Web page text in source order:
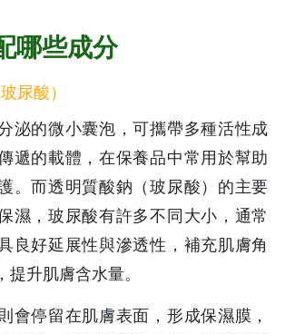
哪些成分
尿酸）
泌的微小囊泡，可攜帶多種活性成
遞的載體，在保養品中常用於幫助
。而透明質酸鈉（玻尿酸）的主要
濕，玻尿酸有許多不同大小，通常
良好延展性與滲透性，補充肌膚角
提升肌膚含水量。
會停留在肌膚表面，形成保濕膜，